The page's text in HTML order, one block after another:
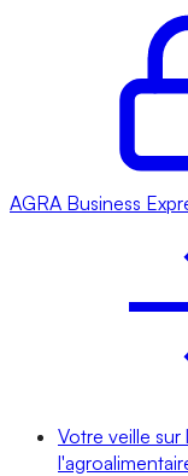
AGRA Business
Votre veille